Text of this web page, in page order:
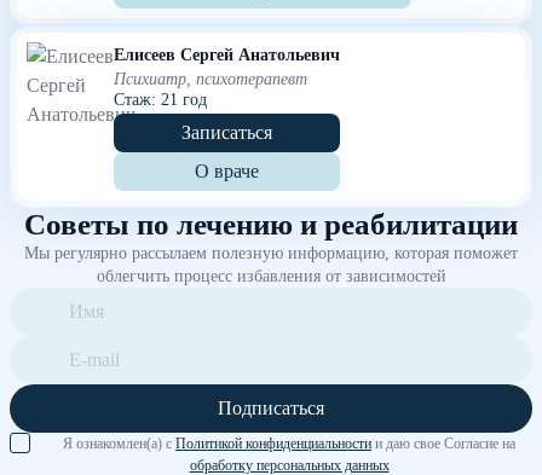
Елисеев Сергей Анатольевич
Психиатр, психотерапевт
Стаж: 21 год
Записаться
О враче
Советы по лечению и реабилитации
Мы регулярно рассылаем полезную информацию, которая поможет
облегчить процесс избавления от зависимостей
Подписаться
Я ознакомлен(а) с Политикой конфиденциальности и даю свое Согласие на
обработку персональных данных